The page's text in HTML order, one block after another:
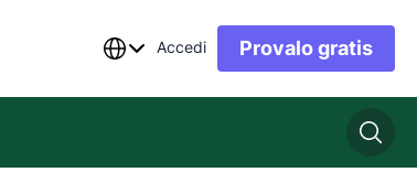
Accedi Provalo gratis